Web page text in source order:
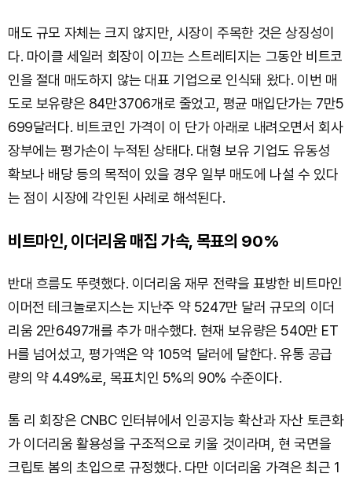
매도 규모 자체는 크지 않지만, 시장이 주목한 것은 상징성이
다. 마이클 세일러 회장이 이끄는 스트레티지는 그동안 비트코
인을 절대 매도하지 않는 대표 기업으로 인식돼 왔다. 이번 매
도로 보유량은 84만3706개로 줄었고, 평균 매입단가는 7만5
699달러다. 비트코인 가격이 이 단가 아래로 내려오면서 회사
장부에는 평가손이 누적된 상태다. 대형 보유 기업도 유동성
확보나 배당 등의 목적이 있을 경우 일부 매도에 나설 수 있다
는 점이 시장에 각인된 사례로 해석된다.
비트마인, 이더리움 매집 가속, 목표의 90%
반대 흐름도 뚜렷했다. 이더리움 재무 전략을 표방한 비트마인
이머전 테크놀로지스는 지난주 약 5247만 달러 규모의 이더
리움 2만6497개를 추가 매수했다. 현재 보유량은 540만 ET
H를 넘어섰고, 평가액은 약 105억 달러에 달한다. 유통 공급
량의 약 4.49%로, 목표치인 5%의 90% 수준이다.
톰 리 회장은 CNBC 인터뷰에서 인공지능 확산과 자산 토큰화
가 이더리움 활용성을 구조적으로 키울 것이라며, 현 국면을
크립토 봄의 초입으로 규정했다. 다만 이더리움 가격은 최근 1